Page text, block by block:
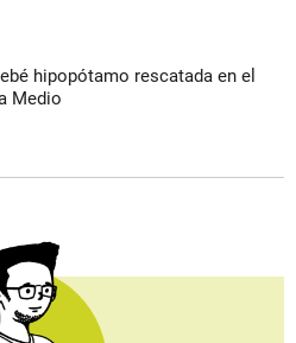
hipopótamo rescatada en el
Medio